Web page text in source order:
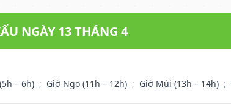
NGÀY 13 THÁNG 4
– 6h) ; Giờ Ngọ (11h – 12h) ; Giờ Mùi (13h – 14h) ;